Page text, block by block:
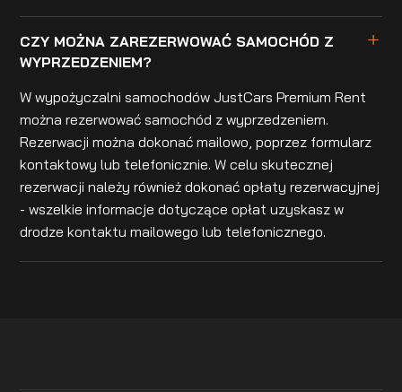
CZY MOŻNA ZAREZERWOWAĆ SAMOCHÓD Z
WYPRZEDZENIEM?
W wypożyczalni samochodów JustCars Premium Rent
można rezerwować samochód z wyprzedzeniem.
Rezerwacji można dokonać mailowo, poprzez formularz
kontaktowy lub telefonicznie. W celu skutecznej
rezerwacji należy również dokonać opłaty rezerwacyjnej
- wszelkie informacje dotyczące opłat uzyskasz w
drodze kontaktu mailowego lub telefonicznego.